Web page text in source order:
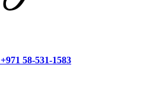
+971 58-531-1583